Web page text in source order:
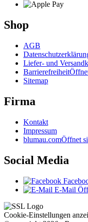
Shop
AGB
Liefer- und
Barrierefreiheit
Sitemap
Firma
Kontakt
Impressum
blumau.comÖffnet
Social Media
E-Mail
Cookie-Einstellungen